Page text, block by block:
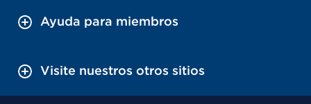
Ayuda para miembros
Visite nuestros otros sitios